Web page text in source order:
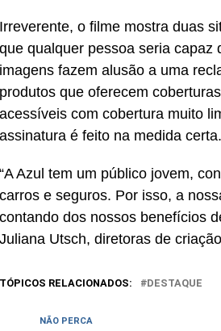
Irreverente, o filme mostra duas
que qualquer pessoa seria capaz
imagens fazem alusão a uma
produtos que oferecem
acessíveis com cobertura muito
assinatura é feito na medida certa.
“A Azul tem um público jovem,
carros e seguros. Por isso, a
contando dos nossos benefícios
Juliana Utsch, diretoras de
TÓPICOS RELACIONADOS: DESTAQUE
NÃO PERCA